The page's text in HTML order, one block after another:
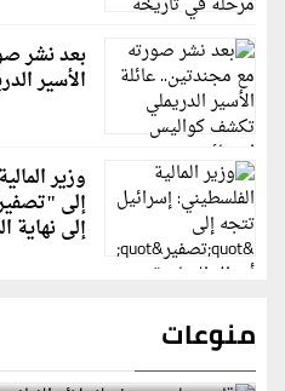
بعد نشر
الأسير
وزير
إلى
إلى نهاية
منوعات
قاسم ملحو يعتذر لزملائه